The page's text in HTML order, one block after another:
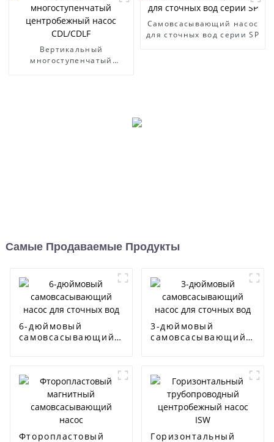
Вертикальный
многоступенчатый
Самовсасывающий насос
для сточных вод серии SP
Самые Продаваемые Продукты
6-дюймовый
самовсасывающий
3-дюймовый
самовсасывающий
Фторопластовый
Горизонтальный